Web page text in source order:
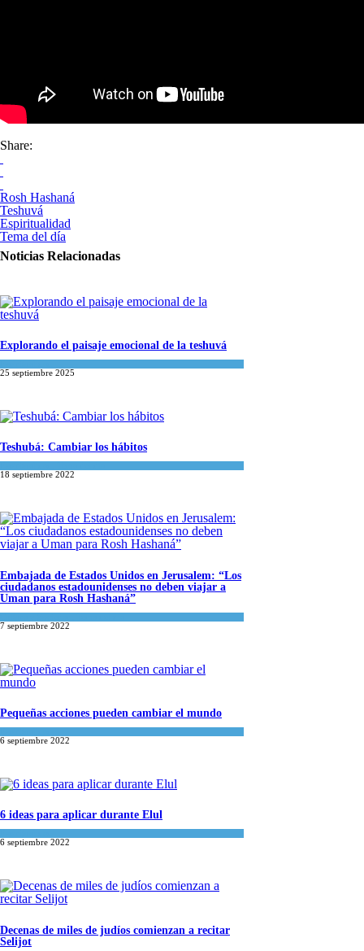
Share:
Rosh Hashaná
Teshuvá
Espiritualidad
Tema del día
Noticias Relacionadas
Explorando el paisaje emocional de la teshuvá
25 septiembre 2025
Teshubá: Cambiar los hábitos
18 septiembre 2022
Embajada de Estados Unidos en Jerusalem: “Los
ciudadanos estadounidenses no deben viajar a
Uman para Rosh Hashaná”
7 septiembre 2022
Pequeñas acciones pueden cambiar el mundo
6 septiembre 2022
6 ideas para aplicar durante Elul
6 septiembre 2022
Decenas de miles de judíos comienzan a recitar
Selijot